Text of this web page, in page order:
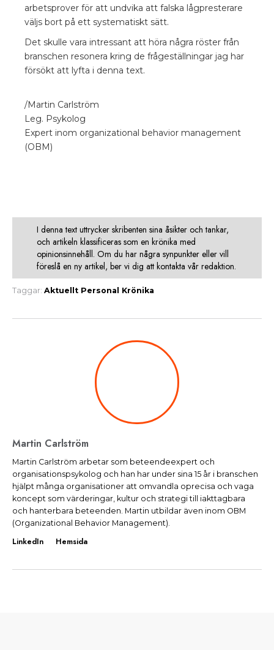
arbetsprover för att undvika att falska lågpresterare
väljs bort på ett systematiskt sätt.
Det skulle vara intressant att höra några röster från
branschen resonera kring de frågeställningar jag har
försökt att lyfta i denna text.
/Martin Carlström
Leg. Psykolog
Expert inom organizational behavior management
(OBM)
I denna text uttrycker skribenten sina åsikter och tankar,
och artikeln klassificeras som en krönika med
opinionsinnehåll. Om du har några synpunkter eller vill
föreslå en ny artikel, ber vi dig att kontakta vår redaktion.
Taggar: Aktuellt Personal Krönika
Martin Carlström
Martin Carlström arbetar som beteendeexpert och
organisationspsykolog och han har under sina 15 år i branschen
hjälpt många organisationer att omvandla oprecisa och vaga
koncept som värderingar, kultur och strategi till iakttagbara
och hanterbara beteenden. Martin utbildar även inom OBM
(Organizational Behavior Management).
LinkedIn Hemsida